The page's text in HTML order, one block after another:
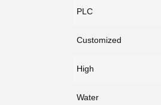
PLC
Customized
High
Water